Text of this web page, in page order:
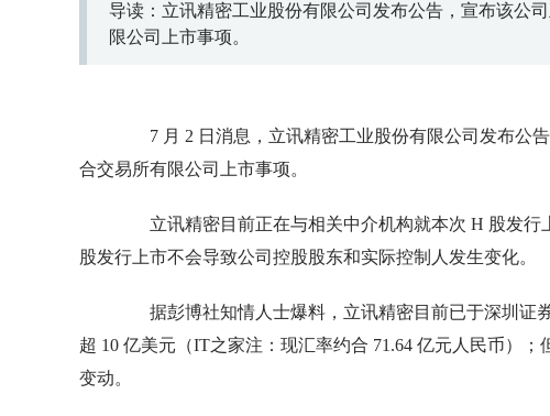
导读：立讯精密工业股份有限公司发布公告，宣布该公
限公司上市事项。
7 月 2 日消息，立讯精密工业股份有限公司发布公告
合交易所有限公司上市事项。
立讯精密目前正在与相关中介机构就本次 H 股发行
股发行上市不会导致公司控股股东和实际控制人发生变化。
据彭博社知情人士爆料，立讯精密目前已于深圳证
超 10 亿美元（IT之家注：现汇率约合 71.64 亿元人民币）；
变动。